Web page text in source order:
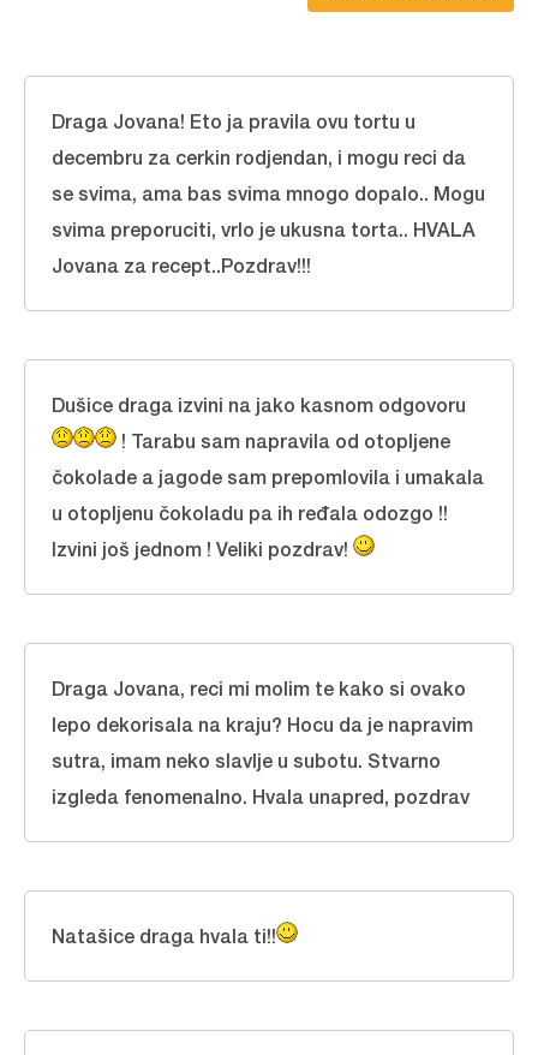
Draga Jovana! Eto ja pravila ovu tortu u
decembru za cerkin rodjendan, i mogu reci da
se svima, ama bas svima mnogo dopalo.. Mogu
svima preporuciti, vrlo je ukusna torta.. HVALA
Jovana za recept..Pozdrav!!!
Dušice draga izvini na jako kasnom odgovoru
! Tarabu sam napravila od otopljene
čokolade a jagode sam prepomlovila i umakala
u otopljenu čokoladu pa ih ređala odozgo !!
Izvini još jednom ! Veliki pozdrav!
Draga Jovana, reci mi molim te kako si ovako
lepo dekorisala na kraju? Hocu da je napravim
sutra, imam neko slavlje u subotu. Stvarno
izgleda fenomenalno. Hvala unapred, pozdrav
Natašice draga hvala ti!!